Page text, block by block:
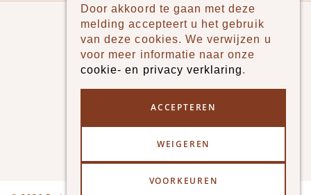
Pudilo
Over ons
Algemene voorwaarden
Klantenservice - Ruilen & Retourneren
Door akkoord te gaan met deze
melding accepteert u het gebruik
van deze cookies. We verwijzen u
voor meer informatie naar onze
cookie- en privacy verklaring.
ACCEPTEREN
WEIGEREN
VOORKEUREN